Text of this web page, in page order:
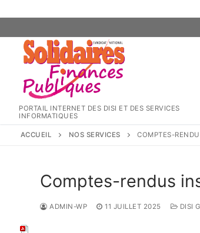
au
contenu
PORTAIL INTERNET DES DISI ET DES SERVICES
INFORMATIQUES
ACCUEIL NOS SERVICES COMPTES-
Comptes-rendus
ADMIN-WP 11 JUILLET 2025 DISI